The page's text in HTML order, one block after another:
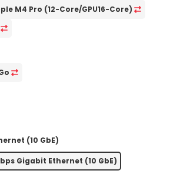
M4 Pro (12-Core/GPU16-Core)
(10 GbE)
Gigabit Ethernet (10 GbE)